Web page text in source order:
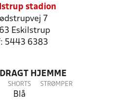
stadion
7
Eskilstrup
5443 6383
HJEMME
SHORTS
Blå
STRØMPER